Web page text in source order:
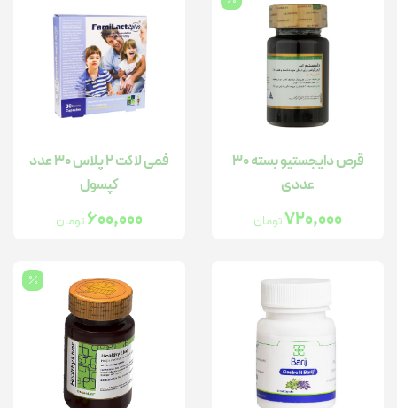
قرص دایجستیو بسته 30
عددی
720,000تومان
فمی لاکت ۲ پلاس ۳۰ عدد
کپسول
600,000تومان